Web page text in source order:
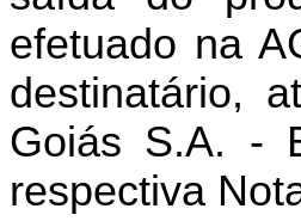
efetuado na
destinatário,
Goiás S.A. -
respectiva